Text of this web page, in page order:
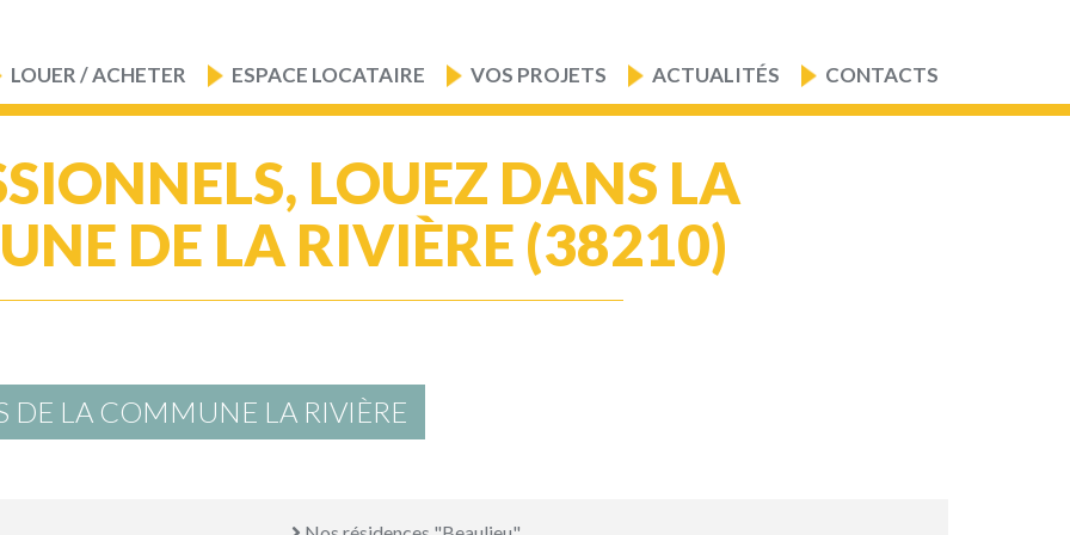
LOUER / ACHETER ESPACE LOCATAIRE VOS PROJETS ACTUALITÉS CONTACTS
LOUEZ DANS LA
DE LA RIVIÈRE (38210)
DE LA COMMUNE LA RIVIÈRE